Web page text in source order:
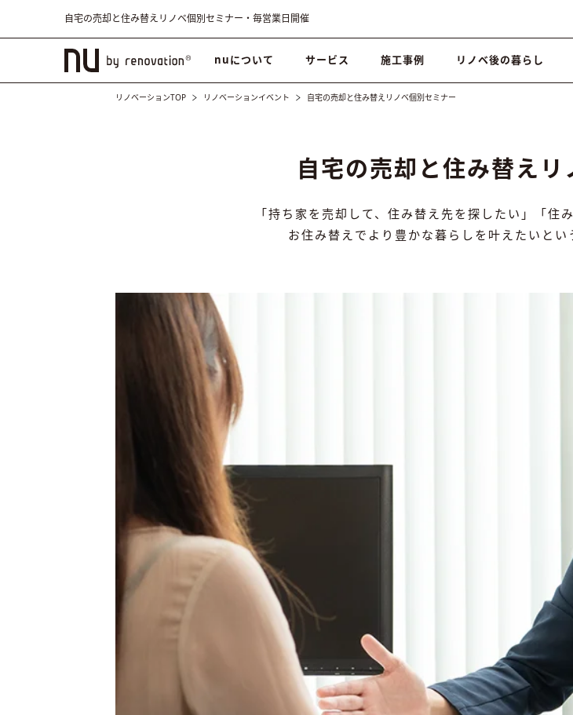
自宅の売却と住み替えリノベ個別セミナー・毎営業日開催
nuについて サービス 施工事例 リノベ後の暮らし
リノベーションTOP リノベーションイベント 自宅の売却と住み替えリノベ個別セミナー
自宅の売却と住み替え
「持ち家を売却して、住み替え先を探したい」「住
お住み替えでより豊かな暮らしを叶えたいとい